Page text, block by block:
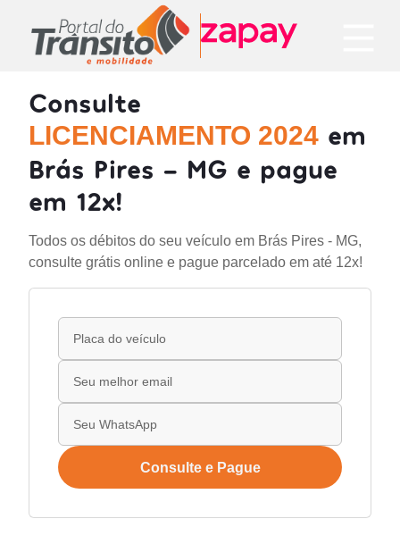
Consulte
LICENCIAMENTO 2024 em
Brás Pires - MG e pague
em 12x!
Todos os débitos do seu veículo em Brás Pires - MG,
consulte grátis online e pague parcelado em até 12x!
Consulte e Pague